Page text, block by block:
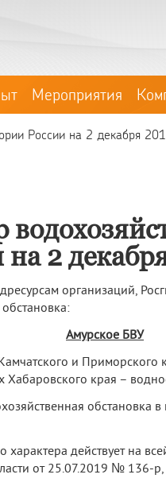
Мероприятия
России на 2 декабря
2
организаций,
Амурское БВУ
и Приморского
Хабаровского края –
обстановка
действует на
от 25.07.2019 № 136-